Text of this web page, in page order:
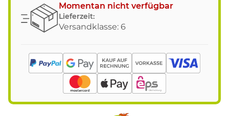
Momentan nicht verfügbar
Lieferzeit:
Versandklasse: 6